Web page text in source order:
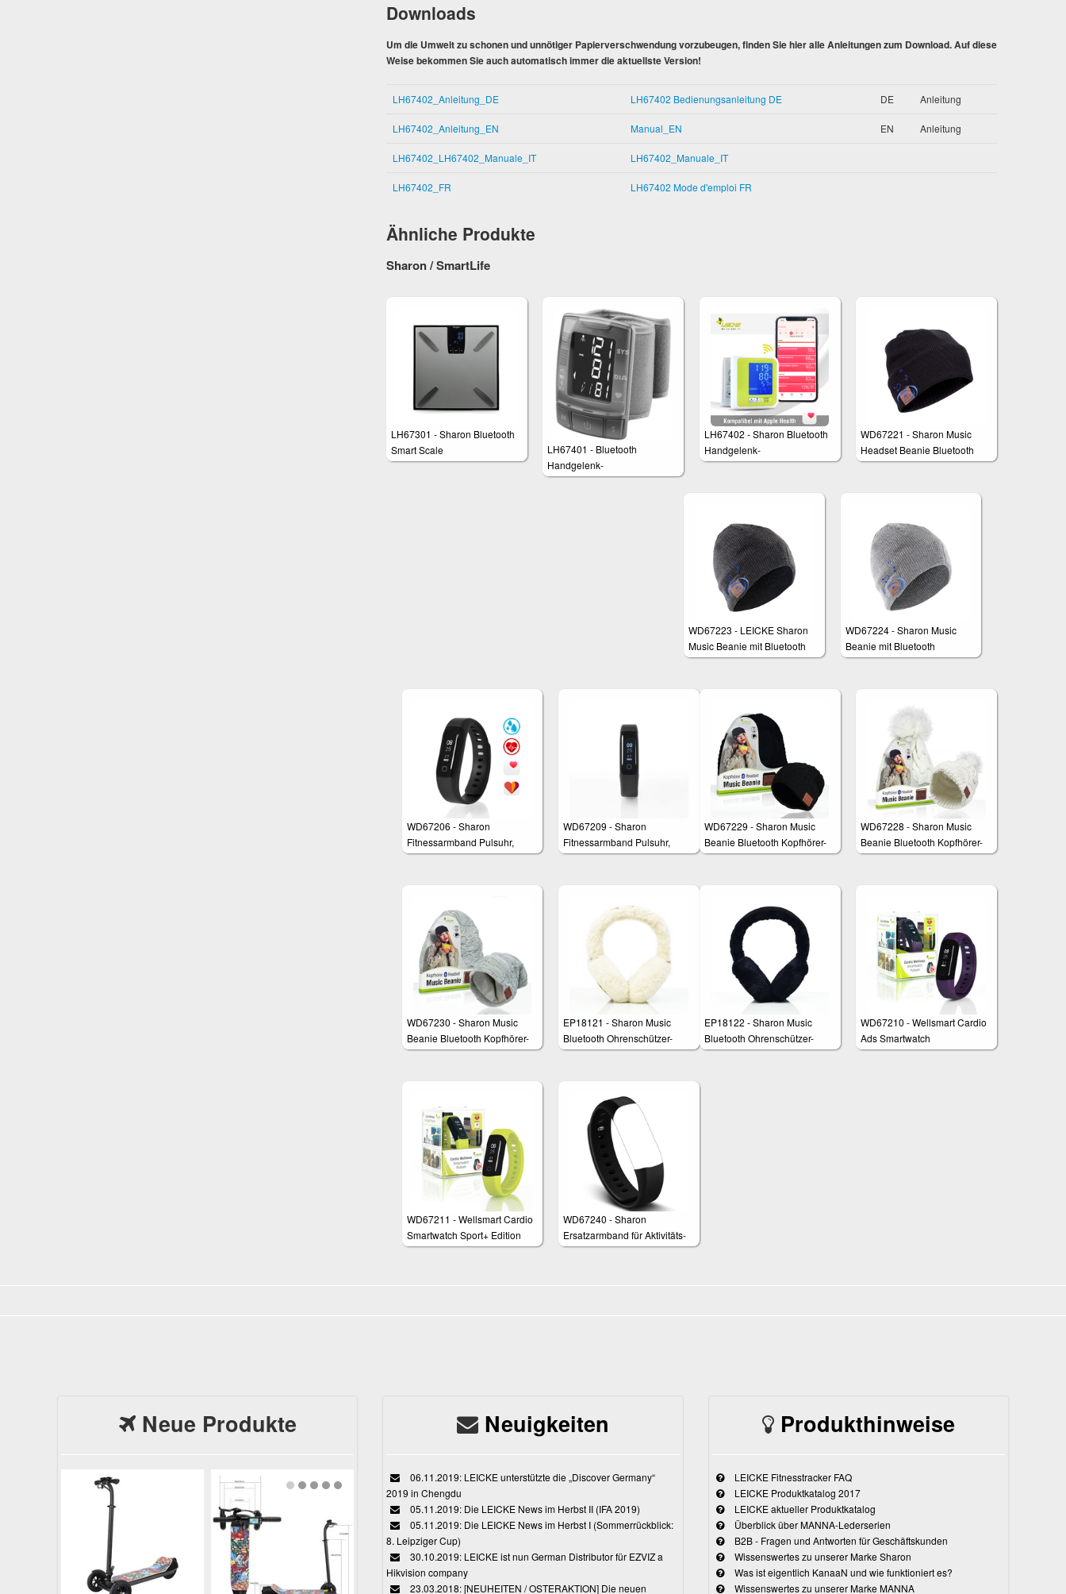
Downloads
Um die Umwelt zu schonen und unnötiger Papierverschwendung vorzubeugen, finden Sie hier alle Anleitungen zum Download. Auf diese
Weise bekommen Sie auch automatisch immer die aktuellste Version!
LH67402_Anleitung_DE LH67402 Bedienungsanleitung DE DE Anleitung
LH67402_Anleitung_EN Manual_EN EN Anleitung
LH67402_LH67402_Manuale_IT LH67402_Manuale_IT
LH67402_FR LH67402 Mode d'emploi FR
Ähnliche Produkte
Sharon / SmartLife
LH67301 - Sharon Bluetooth
Smart Scale
Körperanalysewaage für
LH67401 - Bluetooth
Handgelenk-
Blutdruckmessgerät,WHO-
LH67402 - Sharon Bluetooth
Handgelenk-
Blutdruckmessgerät mit Akku,
Datentransfer zu SwissMed
weiß
WD67221 - Sharon Music
Headset Beanie Bluetooth
WD67223 - LEICKE Sharon
Music Beanie mit Bluetooth
WD67224 - Sharon Music
Beanie mit Bluetooth
WD67206 - Sharon
Fitnessarmband Pulsuhr,
Schrittzähler und
kompatibel für iOS und
Android, Apple Health und
Google Fit Unterstützung
WD67209 - Sharon
Fitnessarmband Pulsuhr,
Schrittzähler und
(IP68), Smartphone
kompatibel für iOS und
Android, Apple Health und
Google Fit Unterstützung
WD67229 - Sharon Music
Beanie Bluetooth Kopfhörer-
Mütze mit Zopfmuster
WD67228 - Sharon Music
Beanie Bluetooth Kopfhörer-
Mütze mit Zopfmuster
WD67230 - Sharon Music
Beanie Bluetooth Kopfhörer-
Mütze mit zartem Zopfmuster
EP18121 - Sharon Music
Bluetooth Ohrenschützer-
Kopfhörer
EP18122 - Sharon Music
Bluetooth Ohrenschützer-
Kopfhörer Schwarz
WD67210 - Wellsmart Cardio
Ads Smartwatch
WD67211 - Wellsmart Cardio
Smartwatch Sport+ Edition
WD67240 - Sharon
Ersatzarmband für Aktivitäts-
und Schlaftracker Schwarz
Neue Produkte Neuigkeiten
06.11.2019: LEICKE unterstützte die „Discover Germany“
2019 in Chengdu
05.11.2019: Die LEICKE News im Herbst II (IFA 2019)
05.11.2019: Die LEICKE News im Herbst I (Sommerrückblick:
8. Leipziger Cup)
30.10.2019: LEICKE ist nun German Distributor für EZVIZ a
Hikvision company
23.03.2018: [NEUHEITEN / OSTERAKTION] Die neuen
Produkthinweise
LEICKE Fitnesstracker FAQ
LEICKE Produktkatalog 2017
LEICKE aktueller Produktkatalog
Überblick über MANNA-Lederserien
B2B - Fragen und Antworten für Geschäftskunden
Wissenswertes zu unserer Marke Sharon
Was ist eigentlich KanaaN und wie funktioniert es?
Wissenswertes zu unserer Marke MANNA